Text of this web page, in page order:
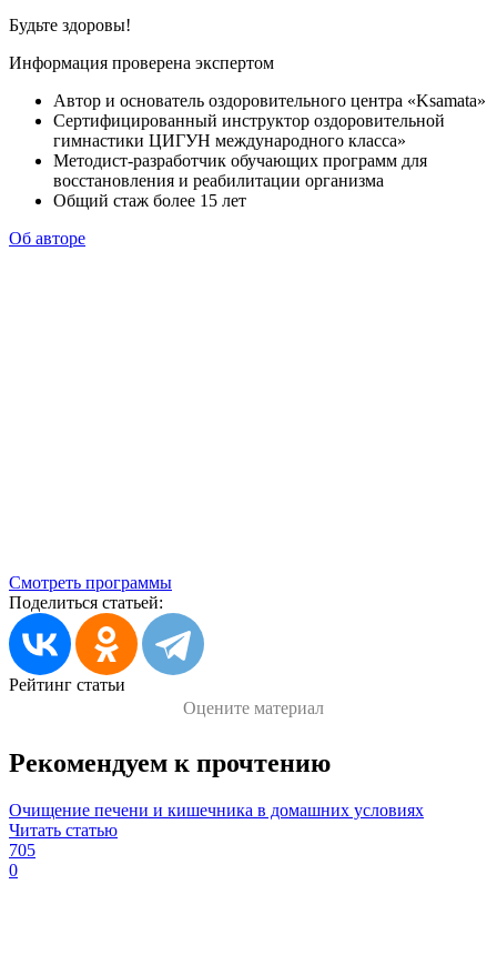
Будьте здоровы!
Информация проверена экспертом
Автор и основатель оздоровительного центра «Ksamata»
Сертифицированный инструктор оздоровительной
гимнастики ЦИГУН международного класса»
Методист-разработчик обучающих программ для
восстановления и реабилитации организма
Общий стаж более 15 лет
Об авторе
Смотреть программы
Поделиться статьей:
Рейтинг статьи
Оцените материал
Рекомендуем к прочтению
Очищение печени и кишечника в домашних условиях
Читать статью
705
0